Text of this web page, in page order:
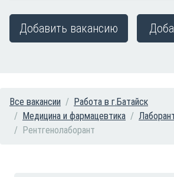
Добавить вакансию
Все вакансии
Работа в г.Батайск
Медицина и фармацевтика
Рентгенолаборант